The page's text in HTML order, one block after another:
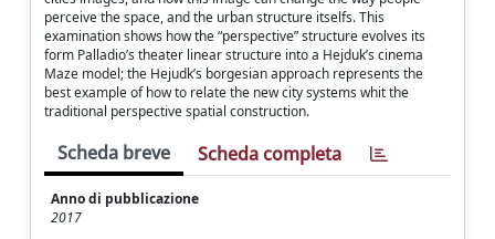
perceive the space, and the urban structure itselfs. This
examination shows how the “perspective” structure evolves its
form Palladio’s theater linear structure into a Hejduk’s cinema
Maze model; the Hejudk’s borgesian approach represents the
best example of how to relate the new city systems whit the
traditional perspective spatial construction.
Scheda breve Scheda completa
Anno di pubblicazione
2017